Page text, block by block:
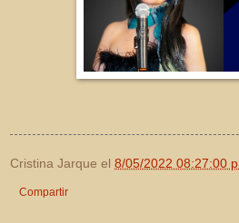
Cristina Jarque el 8/05/2022 08:27:00
Compartir